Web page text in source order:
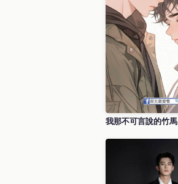
我那不可言說的竹馬